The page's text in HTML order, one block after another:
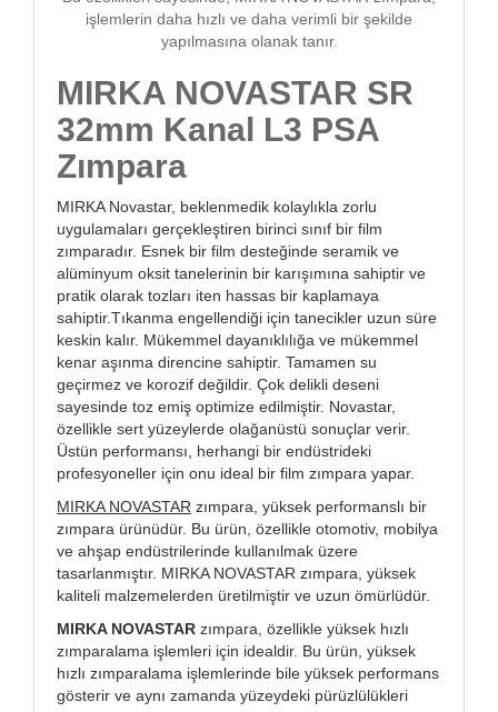
işlemlerin daha hızlı ve daha verimli bir şekilde
yapılmasına olanak tanır.
MIRKA NOVASTAR SR
32mm Kanal L3 PSA
Zımpara
MIRKA Novastar, beklenmedik kolaylıkla zorlu
uygulamaları gerçekleştiren birinci sınıf bir film
zımparadır. Esnek bir film desteğinde seramik ve
alüminyum oksit tanelerinin bir karışımına sahiptir ve
pratik olarak tozları iten hassas bir kaplamaya
sahiptir.Tıkanma engellendiği için tanecikler uzun süre
keskin kalır. Mükemmel dayanıklılığa ve mükemmel
kenar aşınma direncine sahiptir. Tamamen su
geçirmez ve korozif değildir. Çok delikli deseni
sayesinde toz emiş optimize edilmiştir. Novastar,
özellikle sert yüzeylerde olağanüstü sonuçlar verir.
Üstün performansı, herhangi bir endüstrideki
profesyoneller için onu ideal bir film zımpara yapar.
MIRKA NOVASTAR zımpara, yüksek performanslı bir
zımpara ürünüdür. Bu ürün, özellikle otomotiv, mobilya
ve ahşap endüstrilerinde kullanılmak üzere
tasarlanmıştır. MIRKA NOVASTAR zımpara, yüksek
kaliteli malzemelerden üretilmiştir ve uzun ömürlüdür.
MIRKA NOVASTAR zımpara, özellikle yüksek hızlı
zımparalama işlemleri için idealdir. Bu ürün, yüksek
hızlı zımparalama işlemlerinde bile yüksek performans
gösterir ve aynı zamanda yüzeydeki pürüzlülükleri